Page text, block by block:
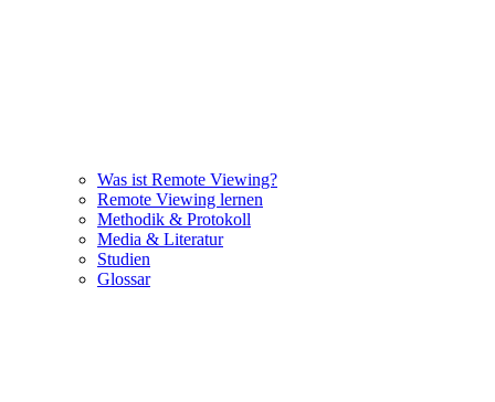
Was ist Remote Viewing?
Remote Viewing lernen
Methodik & Protokoll
Media & Literatur
Studien
Glossar